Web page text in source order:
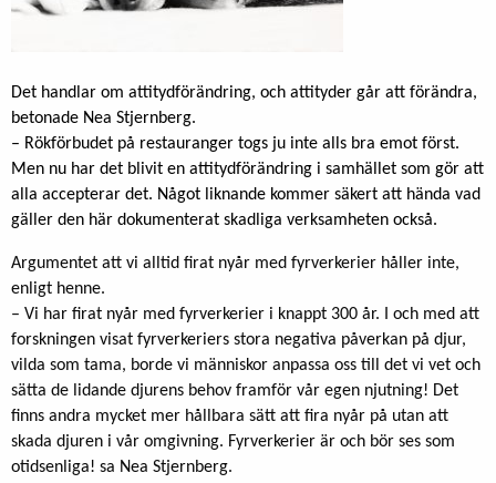
Det handlar om attitydförändring, och attityder går att förändra,
betonade Nea Stjernberg.
– Rökförbudet på restauranger togs ju inte alls bra emot först.
Men nu har det blivit en attitydförändring i samhället som gör att
alla accepterar det. Något liknande kommer säkert att hända vad
gäller den här dokumenterat skadliga verksamheten också.
Argumentet att vi alltid firat nyår med fyrverkerier håller inte,
enligt henne.
– Vi har firat nyår med fyrverkerier i knappt 300 år. I och med att
forskningen visat fyrverkeriers stora negativa påverkan på djur,
vilda som tama, borde vi människor anpassa oss till det vi vet och
sätta de lidande djurens behov framför vår egen njutning! Det
finns andra mycket mer hållbara sätt att fira nyår på utan att
skada djuren i vår omgivning. Fyrverkerier är och bör ses som
otidsenliga! sa Nea Stjernberg.